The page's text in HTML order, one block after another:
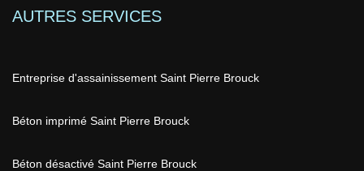
AUTRES SERVICES
Entreprise d'assainissement Saint Pierre Brouck
Béton imprimé Saint Pierre Brouck
Béton désactivé Saint Pierre Brouck